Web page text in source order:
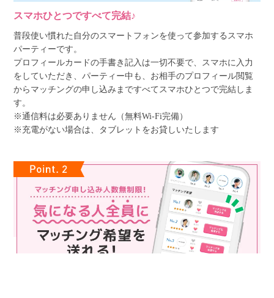
スマホひとつですべて完結♪
普段使い慣れた自分のスマートフォンを使って参加するスマホ
パーティーです。
プロフィールカードの手書き記入は一切不要で、スマホに入力
をしていただき、パーティー中も、お相手のプロフィール閲覧
からマッチングの申し込みまですべてスマホひとつで完結しま
す。
※通信料は必要ありません（無料Wi-Fi完備）
※充電がない場合は、タブレットをお貸しいたします